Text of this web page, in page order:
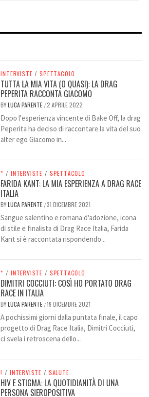
INTERVISTE / SPETTACOLO
TUTTA LA MIA VITA (O QUASI): LA DRAG
PEPERITA RACCONTA GIACOMO
BYLUCA PARENTE /2 APRILE 2022
Dopo l'esperienza vincente di Bake Off, la drag
Peperita ha deciso di raccontare la vita del suo
alter ego Giacomo in...
* / INTERVISTE / SPETTACOLO
FARIDA KANT: LA MIA ESPERIENZA A DRAG RACE
ITALIA
BYLUCA PARENTE /31 DICEMBRE 2021
Sangue salentino e romana d'adozione, icona
di stile e finalista di Drag Race Italia, Farida
Kant si è raccontata rispondendo...
* / INTERVISTE / SPETTACOLO
DIMITRI COCCIUTI: COSÌ HO PORTATO DRAG
RACE IN ITALIA
BYLUCA PARENTE /19 DICEMBRE 2021
A pochissimi giorni dalla puntata finale, il capo
progetto di Drag Race Italia, Dimitri Cocciuti,
ci svela i retroscena dello...
! / INTERVISTE / SALUTE
HIV E STIGMA: LA QUOTIDIANITÀ DI UNA
PERSONA SIEROPOSITIVA